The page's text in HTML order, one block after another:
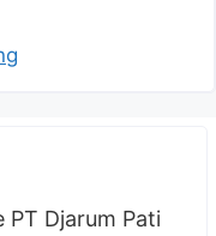
Djarum Pati